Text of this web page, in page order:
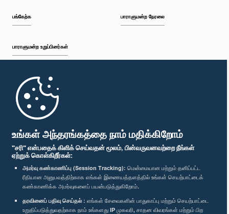
உங்கள் அந்தரங்கத்தை நாம் மதிக்கிறோம்
"சரி" என்பதைக் கிளிக் செய்வதன் மூலம், பின்வருவனவற்றை நீங்கள்
ஏற்றுக் கொள்கிறீர்கள்:
அமர்வு கண்காணிப்பு (Session Tracking): மென்மையான மற்றும் தனிப்பட்ட
ரீதியான அனுபவத்திற்காக எங்கள் இணையத்தளத்தில் உங்கள் செயற்பாட்டைக்
கண்காணிக்க அமர்வுகளைப் பயன்படுத்துகிறோம்.
தரவினைப் பதிவு செய்தல் : எங்கள் சேவைகளின் பாதுகாப்பு மற்றும் செயற்பாட்டை
உறுதிப்படுத்துவதற்காக நாம் உங்களது IP முகவரி, சாதன விவரங்கள் மற்றும் பிற
பி.ப. 2:05 - பி.ப. 2:29
பி.ப. 2:54 - பி.ப. 3:09
பி.ப. 3:09 - பி.ப. 3:34
பி.ப. 3:34 - பி.ப. 3:44
பங்கேற்க
பாராளுமன்ற உறுப்பினர்கள்
முதற்பக்கம்
பாராளுமன்ற நேரலை
பாராளுமன்ற கையடக்க செயலி
எம்மை பின்தொடர்க :
விருதுகள்